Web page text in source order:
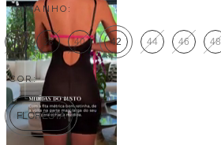
TAMANHO:
36 38 40 42 44 46 48
COR:
FLORESTA